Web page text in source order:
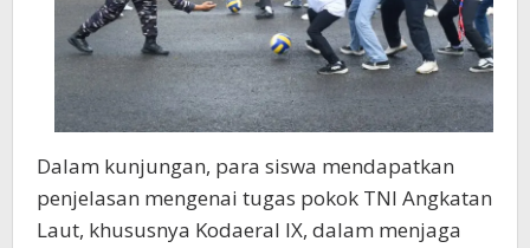
Dalam kunjungan, para siswa mendapatkan
penjelasan mengenai tugas pokok TNI Angkatan
Laut, khususnya Kodaeral IX, dalam menjaga